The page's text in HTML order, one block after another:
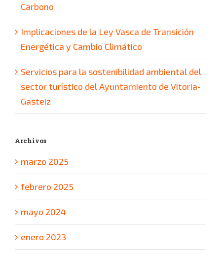
Carbono
Implicaciones de la Ley Vasca de Transición
Energética y Cambio Climático
Servicios para la sostenibilidad ambiental del
sector turístico del Ayuntamiento de Vitoria-
Gasteiz
Archivos
marzo 2025
febrero 2025
mayo 2024
enero 2023